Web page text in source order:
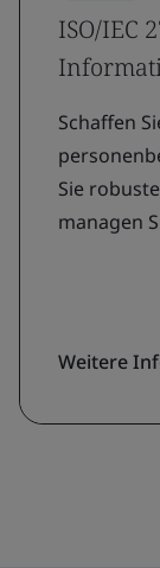
ISO/IEC
Schaffen
Sie
managen
Weitere